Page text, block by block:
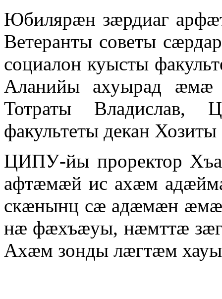
Юбилярӕн зӕрдиаг
Ветеранты советы
социалон куысты
Аланийы ахуырад ӕмӕ
Тотраты Владислав,
факультеты декан Хозиты
ЦИПУ-йы проректор
афтӕмӕй ис ахӕм
скӕнынц сӕ адӕмӕн
нӕ фӕхъӕуы, нӕмттӕ
Ахӕм зонды лӕгтӕм